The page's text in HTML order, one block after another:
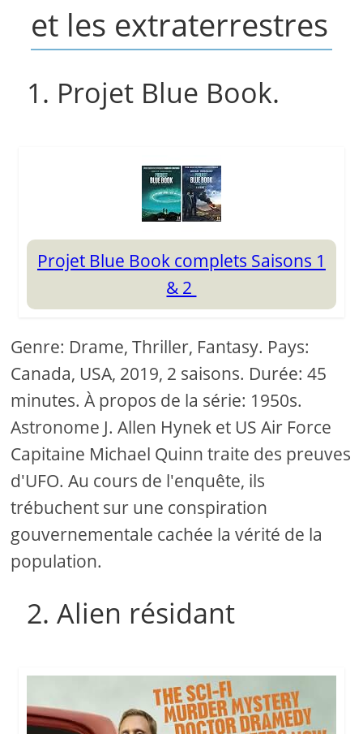
et les extraterrestres
1. Projet Blue Book.
Projet Blue Book complets Saisons 1
& 2
Genre: Drame, Thriller, Fantasy. Pays:
Canada, USA, 2019, 2 saisons. Durée: 45
minutes. À propos de la série: 1950s.
Astronome J. Allen Hynek et US Air Force
Capitaine Michael Quinn traite des preuves
d'UFO. Au cours de l'enquête, ils
trébuchent sur une conspiration
gouvernementale cachée la vérité de la
population.
2. Alien résidant